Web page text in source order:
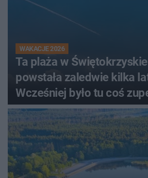
WAKACJE 2026
Ta plaża w
powstała zaledwie kilka
Wcześniej było tu coś
innego